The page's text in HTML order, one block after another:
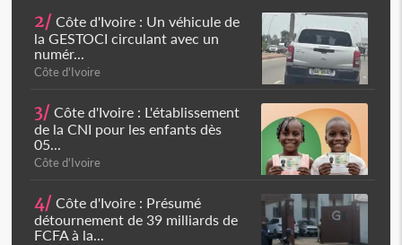
2/ Côte d'Ivoire : Un véhicule de
la GESTOCI circulant avec un
numér...
Côte d'Ivoire
3/ Côte d'Ivoire : L'établissement
de la CNI pour les enfants dès
05...
Côte d'Ivoire
4/ Côte d'Ivoire : Présumé
détournement de 39 milliards de
FCFA à la...